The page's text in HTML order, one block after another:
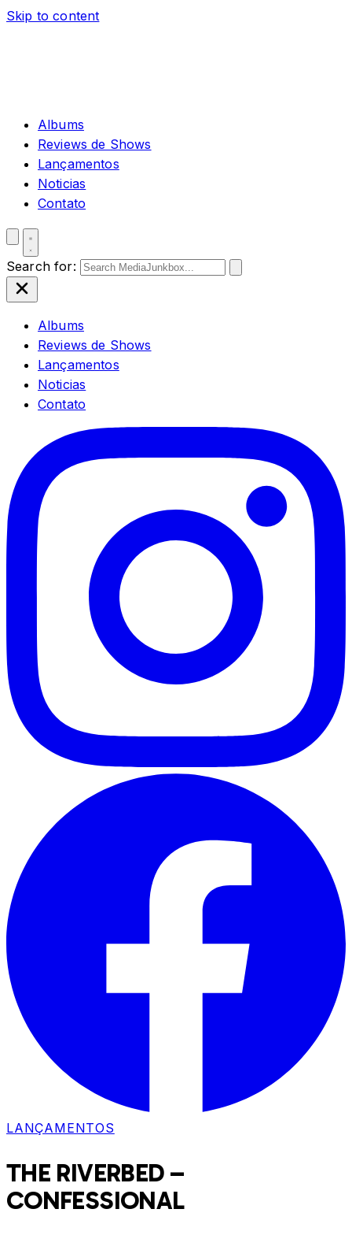
Skip to content
Albums
Reviews de Shows
Lançamentos
Noticias
Contato
Search for:
Albums
Reviews de Shows
Lançamentos
Noticias
Contato
LANÇAMENTOS
THE RIVERBED –
CONFESSIONAL